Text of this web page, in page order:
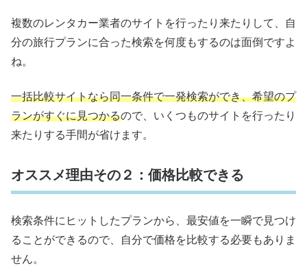
複数のレンタカー業者のサイトを行ったり来たりして、自
分の旅行プランに合った検索を何度もするのは面倒ですよ
ね。
一括比較サイトなら同一条件で一発検索ができ、希望のプ
ランがすぐに見つかるので、いくつものサイトを行ったり
来たりする手間が省けます。
オススメ理由その２：価格比較できる
検索条件にヒットしたプランから、最安値を一瞬で見つけ
ることができるので、自分で価格を比較する必要もありま
せん。